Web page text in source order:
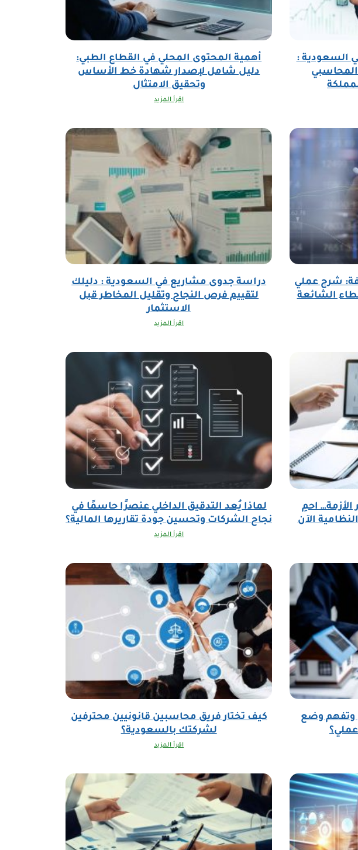
السعودية :
المحاسبي
أهمية المحتوى المحلي في القطاع الطبي:
دليل شامل لإصدار شهادة خط الأساس
وتحقيق الامتثال
اقرأ المزيد
شرح عملي
الشائعة
دراسة جدوى مشاريع في السعودية : دليلك
لتقييم فرص النجاح وتقليل المخاطر قبل
الاستثمار
اقرأ المزيد
احمِ
الآن
لماذا يُعد التدقيق الداخلي عنصرًا حاسمًا في
نجاح الشركات وتحسين جودة تقاريرها المالية؟
اقرأ المزيد
وتفهم وضع
كيف تختار فريق محاسبين قانونيين محترفين
لشركتك بالسعودية؟
اقرأ المزيد